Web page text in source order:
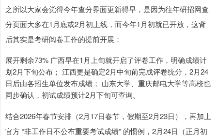
之所以大家会觉得今年查分界面更新得早，是因为往年研招网查
分页面大多在1月底或2月初上线，而今年1月初就已开放，这背
后其实是考研阅卷工作的提前开展：
展开剩余73% 广西早在1月上旬就开启了评卷工作，明确成绩计
划2月下旬公布； 江西更是确定2月中旬前完成评卷统分，2月24
日后由各招生单位发布成绩； 山东大学、重庆邮电大学等高校也
同步确认，初试成绩预计2月下旬可查询。
结合2026年春节安排（2月17日春节，假期至2月23日），再加上
官方 “非工作日不公布重要考试成绩” 的惯例，2月24日（正月初